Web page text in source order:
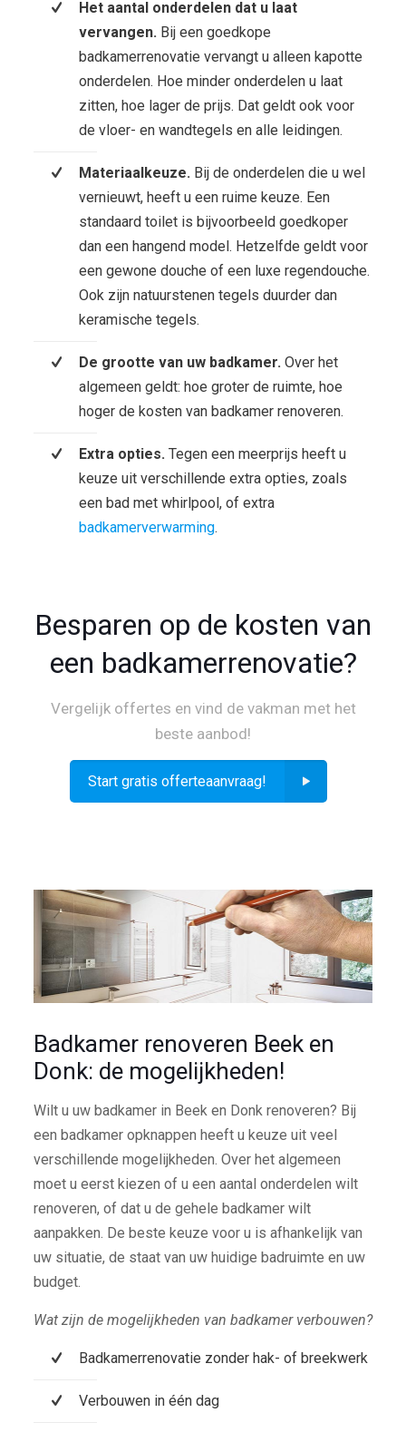
Het aantal onderdelen dat u laat
vervangen. Bij een goedkope
badkamerrenovatie vervangt u alleen kapotte
onderdelen. Hoe minder onderdelen u laat
zitten, hoe lager de prijs. Dat geldt ook voor
de vloer- en wandtegels en alle leidingen.
Materiaalkeuze. Bij de onderdelen die u wel
vernieuwt, heeft u een ruime keuze. Een
standaard toilet is bijvoorbeeld goedkoper
dan een hangend model. Hetzelfde geldt voor
een gewone douche of een luxe regendouche.
Ook zijn natuurstenen tegels duurder dan
keramische tegels.
De grootte van uw badkamer. Over het
algemeen geldt: hoe groter de ruimte, hoe
hoger de kosten van badkamer renoveren.
Extra opties. Tegen een meerprijs heeft u
keuze uit verschillende extra opties, zoals
een bad met whirlpool, of extra
badkamerverwarming.
Besparen op de kosten van
een badkamerrenovatie?
Vergelijk offertes en vind de vakman met het
beste aanbod!
Start gratis offerteaanvraag!
Badkamer renoveren Beek en
Donk: de mogelijkheden!
Wilt u uw badkamer in Beek en Donk renoveren? Bij
een badkamer opknappen heeft u keuze uit veel
verschillende mogelijkheden. Over het algemeen
moet u eerst kiezen of u een aantal onderdelen wilt
renoveren, of dat u de gehele badkamer wilt
aanpakken. De beste keuze voor u is afhankelijk van
uw situatie, de staat van uw huidige badruimte en uw
budget.
Wat zijn de mogelijkheden van badkamer verbouwen?
Badkamerrenovatie zonder hak- of breekwerk
Verbouwen in één dag